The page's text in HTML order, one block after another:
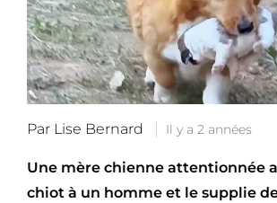
Par Lise Bernard Il y a 2 années
Une mère chienne attentionnée
chiot à un homme et le supplie